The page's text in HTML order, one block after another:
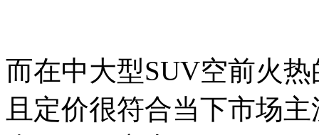
而在中大型SUV空前火
且定价很符合当下市场